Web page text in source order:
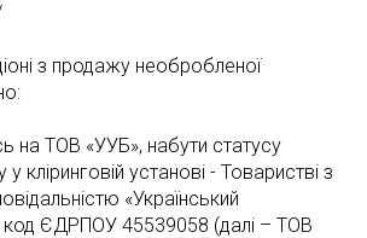
з продажу необробленої
на ТОВ «УУБ», набути статусу
у кліринговій установі - Товаристві з
«Український
код ЄДРПОУ 45539058 (далі – ТОВ